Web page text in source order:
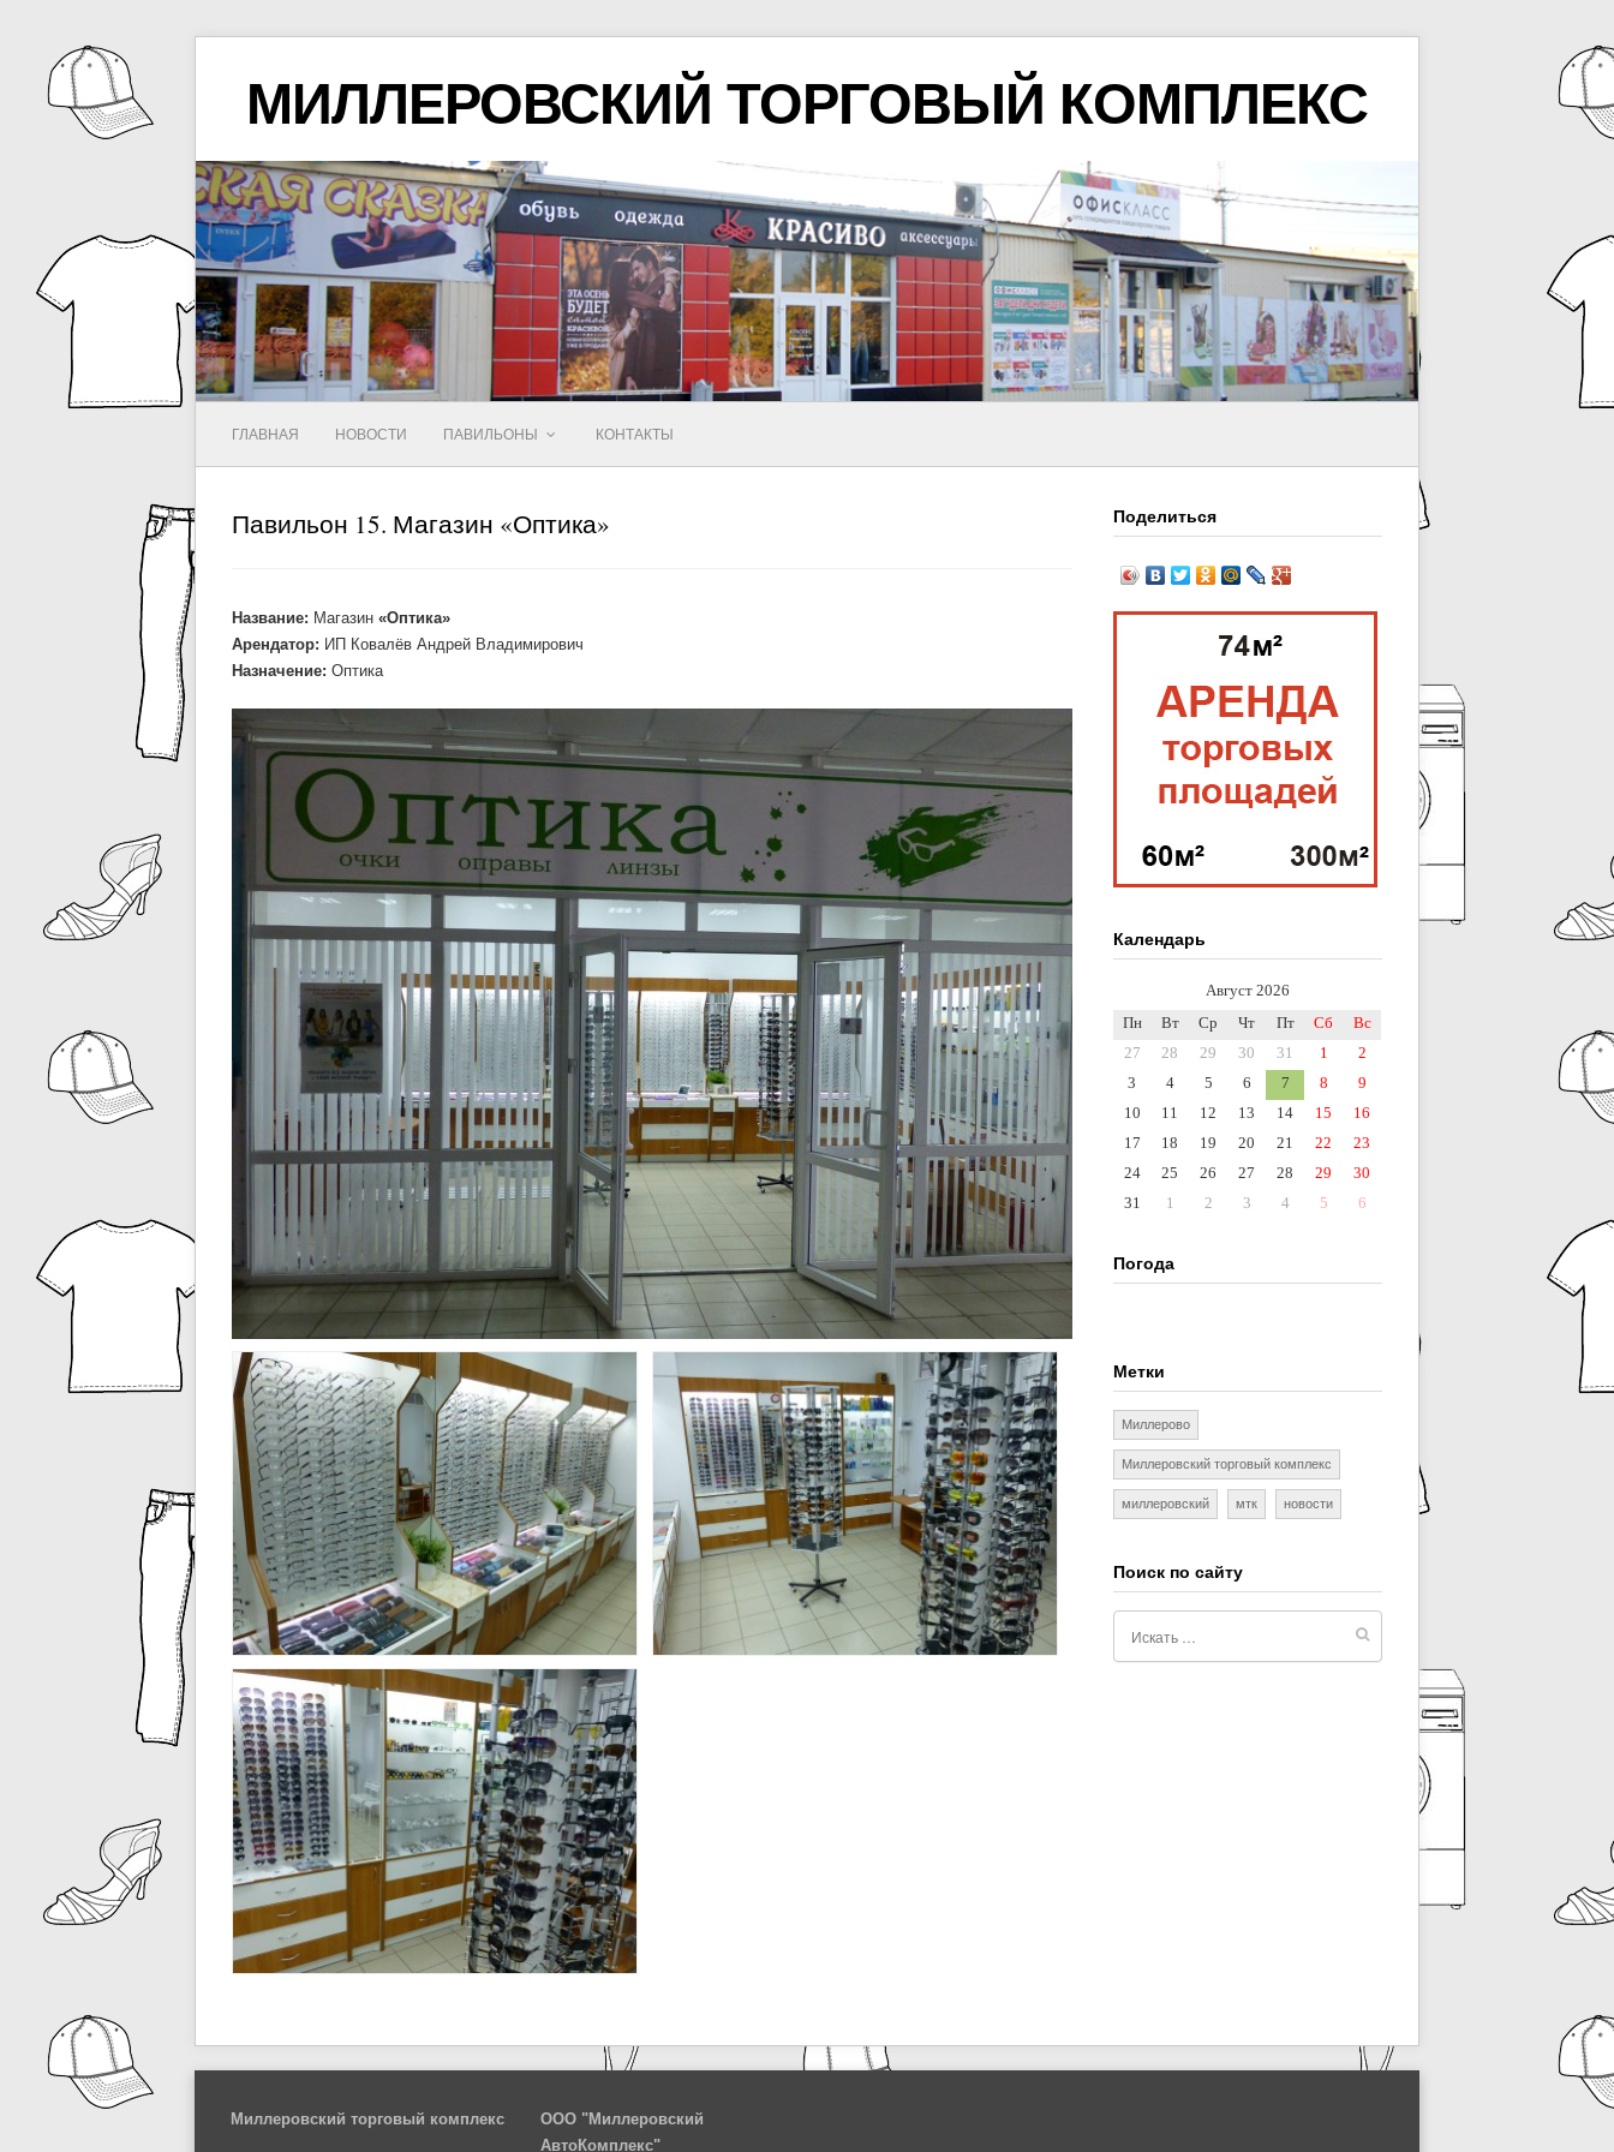
МИЛЛЕРОВСКИЙ ТОРГОВЫЙ КОМПЛЕКС
ГЛАВНАЯ НОВОСТИ ПАВИЛЬОНЫ КОНТАКТЫ
Павильон 15. Магазин «Оптика»
Название: Магазин «Оптика»
Арендатор: ИП Ковалёв Андрей Владимирович
Назначение: Оптика
Поделиться
Календарь
Август 2026
Пн
Вт Ср Чт Пт Сб
Вс
27
28 29 30 31 1
2
3
4 5 6 7 8
9
10
11 12 13 14 15
16
17
18 19 20 21 22
23
24
25 26 27 28 29
30
31
1 2 3 4 5 6
Погода
Метки
Миллерово
Миллеровский торговый комплекс
миллеровский мтк новости
Поиск по сайту
Миллеровский торговый комплекс
ООО "Миллеровский
АвтоКомплекс"